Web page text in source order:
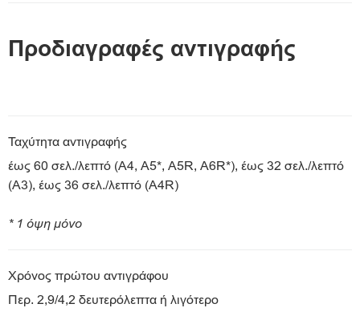
Προδιαγραφές αντιγραφής
Ταχύτητα αντιγραφής
έως 60 σελ./λεπτό (A4, A5*, A5R, A6R*), έως 32 σελ./λεπτό
(A3), έως 36 σελ./λεπτό (A4R)
* 1 όψη μόνο
Χρόνος πρώτου αντιγράφου
Περ. 2,9/4,2 δευτερόλεπτα ή λιγότερο